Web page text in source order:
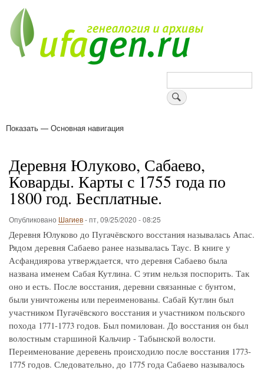
основному
содержанию
Поиск
Основная
Показать — Основная навигация
Деревня Юлуково, Сабаево,
Коварды. Карты с 1755 года по
1800 год. Бесплатные.
Опубликовано Шагиев-пт, 09/25/2020 - 08:25
Деревня Юлуково до Пугачёвского восстания называлась Апас.
Рядом деревня Сабаево ранее называлась Таус. В книге у
Асфандиярова утверждается, что деревня Сабаево была
названа именем Сабая Кутлина. С этим нельзя поспорить. Так
оно и есть. После восстания, деревни связанные с бунтом,
были уничтожены или переименованы. Сабай Кутлин был
участником Пугачёвского восстания и участником польского
похода 1771-1773 годов. Был помилован. До восстания он был
волостным старшиной Кальчир - Табынской волости.
Переименование деревень происходило после восстания 1773-
1775 годов. Следовательно, до 1775 года Сабаево называлось